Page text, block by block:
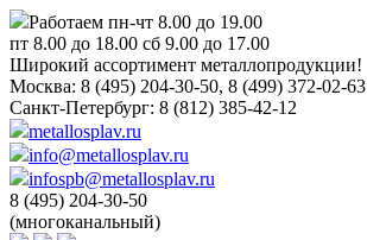
Работаем пн-чт 8.00 до 19.00
пт 8.00 до 18.00 сб 9.00 до 17.00
Широкий ассортимент металлопродукции!
Москва: 8 (495) 204-30-50, 8 (499) 372-02-63
Санкт-Петербург: 8 (812) 385-42-12
metallosplav.ru
info@metallosplav.ru
infospb@metallosplav.ru
8 (495) 204-30-50
(многоканальный)